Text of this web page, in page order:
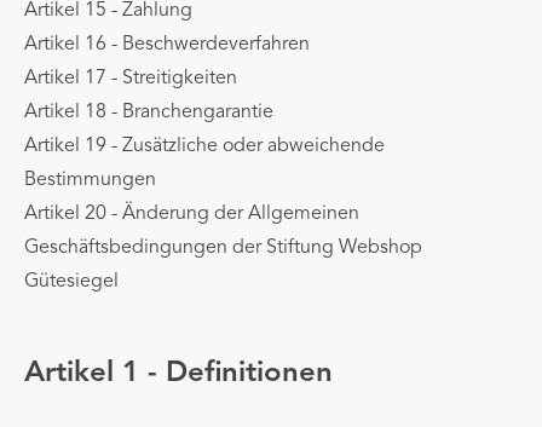
Artikel 15 - Zahlung
Artikel 16 - Beschwerdeverfahren
Artikel 17 - Streitigkeiten
Artikel 18 - Branchengarantie
Artikel 19 - Zusätzliche oder abweichende
Bestimmungen
Artikel 20 - Änderung der Allgemeinen
Geschäftsbedingungen der Stiftung Webshop
Gütesiegel
Artikel 1 - Definitionen